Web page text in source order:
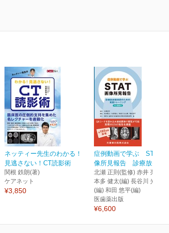
ネッティー先生のわかる！
見逃さない！CT読影術
関根 鉄朗(著)
ケアネット
¥3,850
症例動画で学ぶ STAT画
像所見報告 診療放射線...
北瀬 正則(監修) 赤井 亮太(編)
本多 健太(編) 長谷川 光太郎
(編) 和田 悠平(編)
医歯薬出版
¥6,600